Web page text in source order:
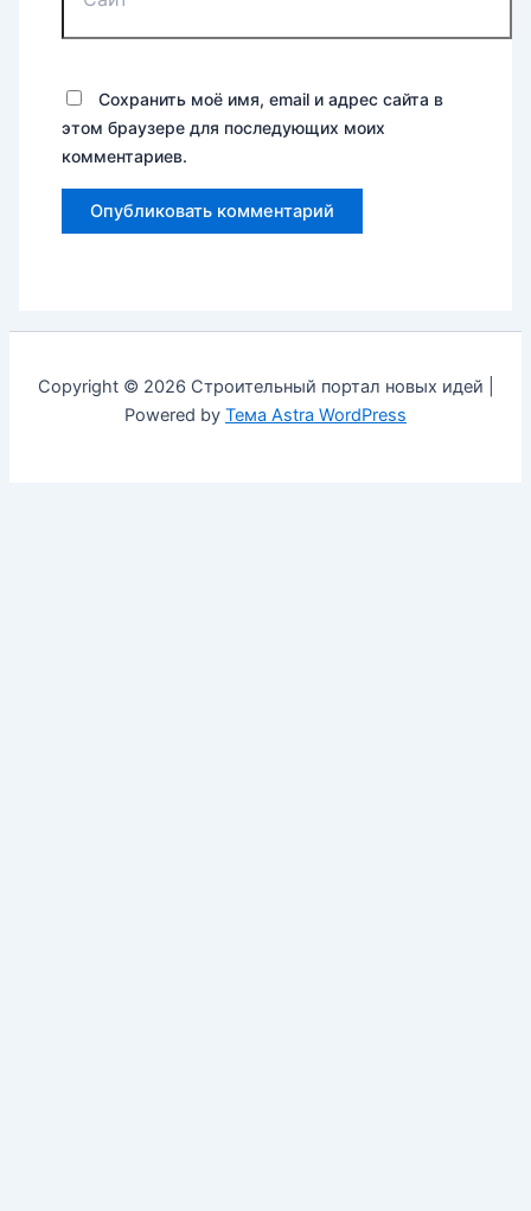
Сохранить моё имя, email и адрес сайта в
этом браузере для последующих моих
комментариев.
Copyright © 2026 Строительный портал новых идей |
Powered by Тема Astra WordPress